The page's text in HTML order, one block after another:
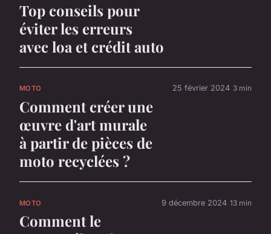
Top conseils pour
éviter les erreurs
avec loa et crédit auto
MOTO
Comment créer une
œuvre d'art murale
à partir de pièces de
moto recyclées ?
25 février 2024 3 min
MOTO
Comment le
9 décembre 2024 13 min